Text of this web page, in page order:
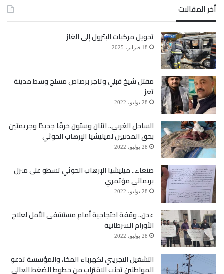
أخر المقالات
تحويل مركبات البترول إلى الغاز
18 فبراير، 2025
مقتل شيخ قبلي وتاجر برصاص مسلح وسط مدينة
تعز
28 يوليو، 2022
الساحل الغربي.. اثنان وستون خرقًا جديدًا وجريمتين
بحق المدنيين لميليشيا الإرهاب الحوثي
28 يوليو، 2022
صنعاء.. ميليشيا الإرهاب الحوثي تسطو على منزل
بربماني مؤتمري
28 يوليو، 2022
عدن.. وقفة احتجاجية أمام مستشفى الأمل لعلاج
الأورام السرطانية
28 يوليو، 2022
التشغيل التجريبي لكهرباء المخا، والمؤسسة تدعو
المواطنين تجنب الاقتراب من خطوط الضغط العالي